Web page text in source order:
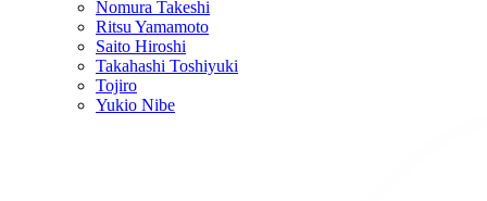
Nomura Takeshi
Ritsu Yamamoto
Saito Hiroshi
Takahashi Toshiyuki
Tojiro
Yukio Nibe